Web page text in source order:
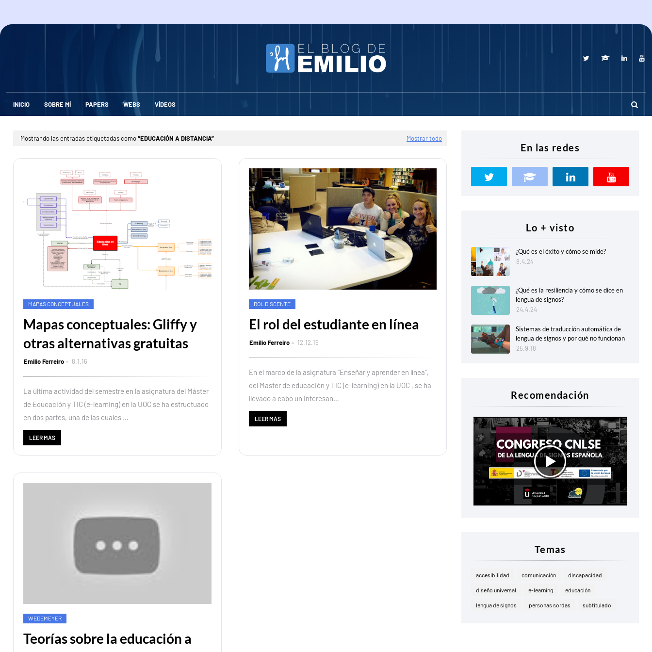
INICIO SOBRE MÍ PAPERS WEBS VÍDEOS
Mostrando las entradas etiquetadas como EDUCACIÓN A DISTANCIA Mostrar todo
MAPAS CONCEPTUALES
Mapas conceptuales: Gliffy y
otras alternativas gratuitas
Emilio Ferreiro 8.1.16
La última actividad del semestre en la asignatura del Máster
de Educación y TIC (e-learning) en la UOC se ha estructuado
en dos partes, una de las cuales …
LEER MÁS
ROL DISCENTE
El rol del estudiante en línea
Emilio Ferreiro 12.12.15
En el marco de la asignatura "Enseñar y aprender en línea",
del Master de educación y TIC (e-learning) en la UOC , se ha
llevado a cabo un interesan…
LEER MÁS
WEDEMEYER
Teorías sobre la educación a
En las redes
Lo + visto
¿Qué es el éxito y cómo se mide?
8.4.24
¿Qué es la resiliencia y cómo se dice en
lengua de signos?
24.4.24
Sistemas de traducción automática de
lengua de signos y por qué no funcionan
25.9.18
Recomendación
Temas
accesibilidad comunicación discapacidad
diseño universal e-learning educación
lengua de signos personas sordas subtitulado